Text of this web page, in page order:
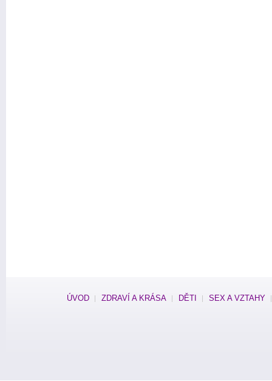
ÚVOD ZDRAVÍ A KRÁSA DĚTI SEX A VZTAHY